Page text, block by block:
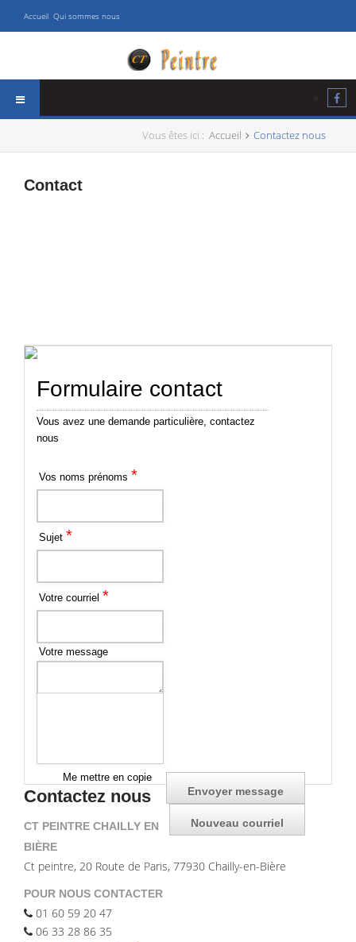
Accueil Qui sommes nous
Vous êtes ici : Accueil Contactez nous
Contact
Formulaire contact
Vous avez une demande particulière, contactez
nous
Vos noms prénoms *
Sujet *
Votre courriel *
Votre message
Me mettre en copie
Contactez nous
CT PEINTRE CHAILLY EN
BIÈRE
Ct peintre, 20 Route de Paris, 77930 Chailly-en-Bière
POUR NOUS CONTACTER
01 60 59 20 47
06 33 28 86 35